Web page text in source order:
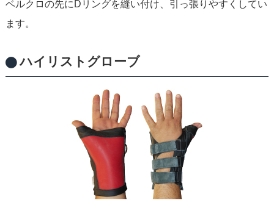
ベルクロの先にDリングを縫い付け、引っ張りやすくしてい
ます。
ハイリストグローブ